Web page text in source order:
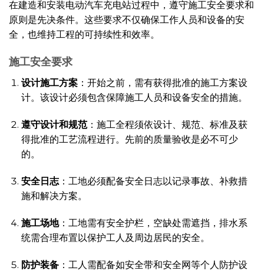
在建造和安装电动汽车充电站过程中，遵守施工安全要求和
原则是先决条件。这些要求不仅确保工作人员和设备的安
全，也维持工程的可持续性和效率。
施工安全要求
设计施工方案：开始之前，需有获得批准的施工方案设
计。该设计必须包含保障施工人员和设备安全的措施。
遵守设计和规范：施工全程须依设计、规范、标准及获
得批准的工艺流程进行。先前的质量验收是必不可少
的。
安全日志：工地必须配备安全日志以记录事故、补救措
施和解决方案。
施工场地：工地需有安全护栏，空缺处需遮挡，排水系
统需合理布置以保护工人及周边居民的安全。
防护装备：工人需配备如安全带和安全网等个人防护设